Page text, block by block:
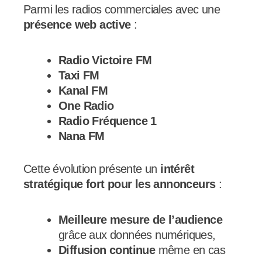
Parmi les radios commerciales avec une
présence web active:
Radio Victoire FM
Taxi FM
Kanal FM
One Radio
Radio Fréquence 1
Nana FM
Cette évolution présente un intérêt
stratégique fort pour les annonceurs:
Meilleure mesure de l’audience
grâce aux données numériques,
Diffusion continuemême en cas